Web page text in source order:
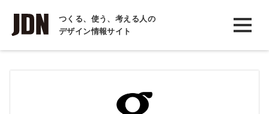
つくる、使う、考える人の
デザイン情報サイト
INTERVIEW
インタビュー
REPORT